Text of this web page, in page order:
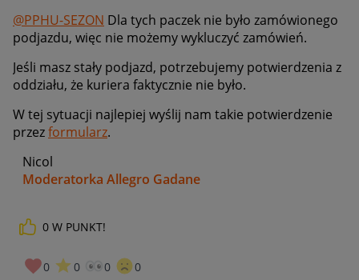
@PPHU-SEZON Dla tych paczek nie było zamówionego
podjazdu, więc nie możemy wykluczyć zamówień.
Jeśli masz stały podjazd, potrzebujemy potwierdzenia z
oddziału, że kuriera faktycznie nie było.
W tej sytuacji najlepiej wyślij nam takie potwierdzenie
przezformularz.
Nicol
Moderatorka Allegro Gadane
0 W PUNKT!
0 0 0 0